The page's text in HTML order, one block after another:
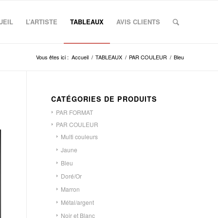
L’ARTISTE TABLEAUX AVIS CLIENTS
Vous êtes ici : Accueil / TABLEAUX / PAR COULEUR / Bleu
CATÉGORIES DE PRODUITS
PAR FORMAT
PAR COULEUR
Multi couleurs
Jaune
Bleu
Doré/Or
Marron
Métal/argent
Noir et Blanc